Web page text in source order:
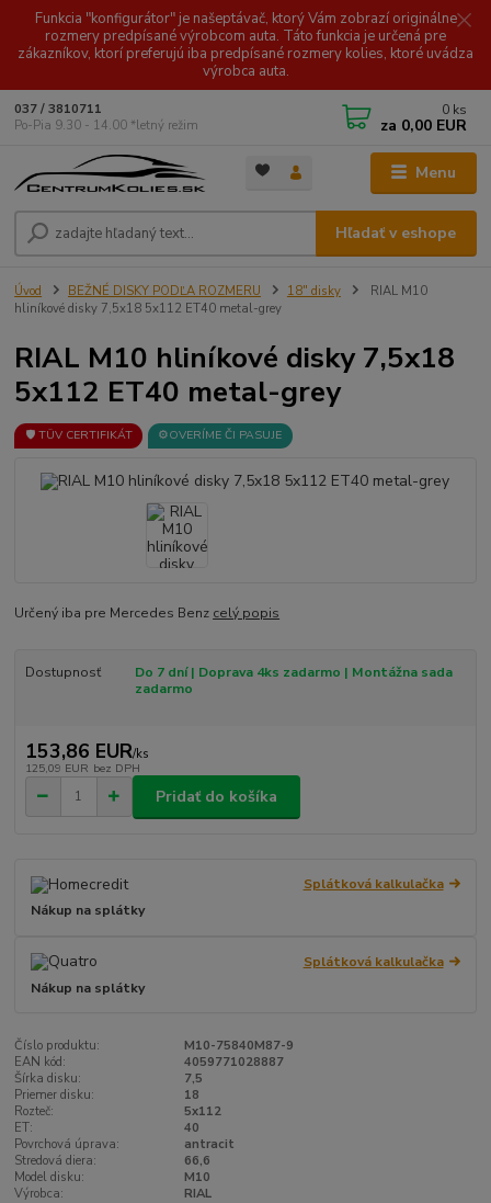
Funkcia "konfigurátor" je našeptávač, ktorý Vám zobrazí originálne
rozmery predpísané výrobcom auta. Táto funkcia je určená pre
zákazníkov, ktorí preferujú iba predpísané rozmery kolies, ktoré uvádza
výrobca auta.
Menu
Hľadať v eshope
037 / 3810711
Po-Pia 9.30 - 14.00 *letný režim
0 ks
za 0,00 EUR
Úvod BEŽNÉ DISKY PODĽA ROZMERU 18" disky
RIAL M10
hliníkové disky 7,5x18 5x112 ET40 metal-grey
RIAL M10 hliníkové disky 7,5x18
5x112 ET40 metal-grey
🛡️ TÜV CERTIFIKÁT ⚙️OVERÍME ČI PASUJE
Určený iba pre Mercedes Benz celý popis
Dostupnosť
Do 7 dní | Doprava 4ks zadarmo | Montážna sada
zadarmo
153,86 EUR/ks
125,09 EUR bez DPH
Pridať do košíka
Splátková kalkulačka
Nákup na splátky
Splátková kalkulačka
Nákup na splátky
Číslo produktu:
M10-75840M87-9
EAN kód:
4059771028887
Šírka disku:
7,5
Priemer disku:
18
Rozteč:
5x112
ET:
40
Povrchová úprava:
antracit
Stredová diera:
66,6
Model disku:
M10
Výrobca:
RIAL